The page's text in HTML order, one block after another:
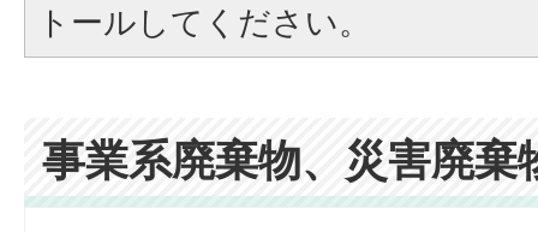
トールしてください。
事業系廃棄物、災害廃棄